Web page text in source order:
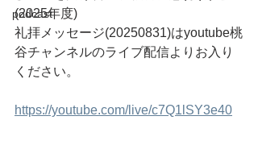
podcast
(2025年度)
礼拝メッセージ(20250831)はyoutube桃
谷チャンネルのライブ配信よりお入り
ください。
https://youtube.com/live/c7Q1lSY3e40